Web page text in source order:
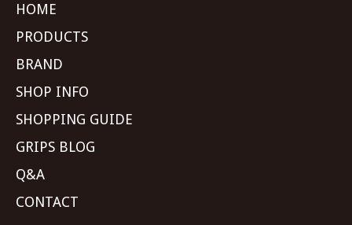
HOME
PRODUCTS
BRAND
SHOP INFO
SHOPPING GUIDE
GRIPS BLOG
Q&A
CONTACT